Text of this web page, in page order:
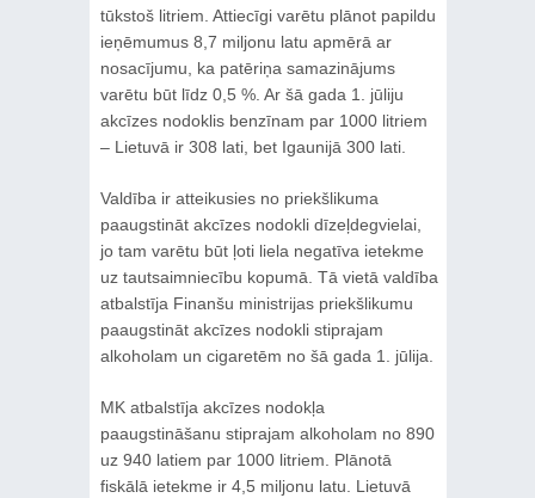
tūkstoš litriem. Attiecīgi varētu plānot papildu
ieņēmumus 8,7 miljonu latu apmērā ar
nosacījumu, ka patēriņa samazinājums
varētu būt līdz 0,5 %. Ar šā gada 1. jūliju
akcīzes nodoklis benzīnam par 1000 litriem
– Lietuvā ir 308 lati, bet Igaunijā 300 lati.
Valdība ir atteikusies no priekšlikuma
paaugstināt akcīzes nodokli dīzeļdegvielai,
jo tam varētu būt ļoti liela negatīva ietekme
uz tautsaimniecību kopumā. Tā vietā valdība
atbalstīja Finanšu ministrijas priekšlikumu
paaugstināt akcīzes nodokli stiprajam
alkoholam un cigaretēm no šā gada 1. jūlija.
MK atbalstīja akcīzes nodokļa
paaugstināšanu stiprajam alkoholam no 890
uz 940 latiem par 1000 litriem. Plānotā
fiskālā ietekme ir 4,5 miljonu latu. Lietuvā